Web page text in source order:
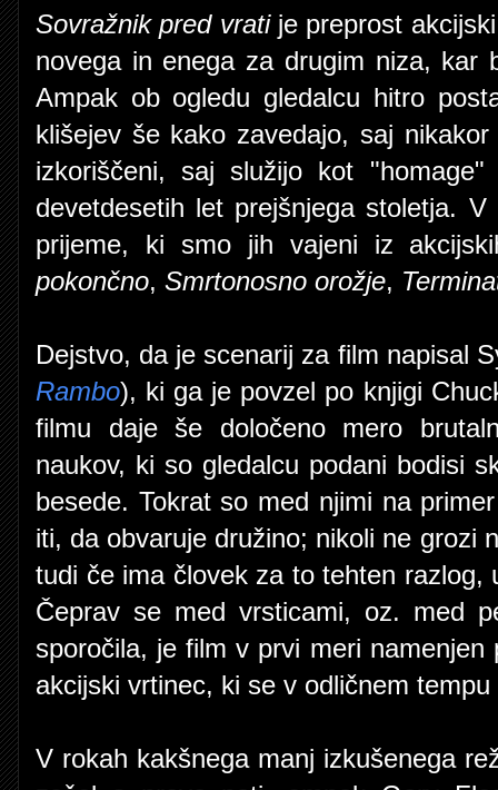
Sovražnik pred vratije preprost
novega in enega za drugim niza, kar
Ampak ob ogledu gledalcu hitro
klišejev še kako zavedajo, saj
izkoriščeni, saj služijo kot
devetdesetih let prejšnjega stoletja.
prijeme, ki smo jih vajeni iz
pokončno, Smrtonosno orožje,
Dejstvo, da je scenarij za film napisal
Rambo), ki ga je povzel po knjigi
filmu daje še določeno mero
naukov, ki so gledalcu podani bodisi
besede. Tokrat so med njimi na
iti, da obvaruje družino; nikoli ne grozi
tudi če ima človek za to tehten razlog,
Čeprav se med vrsticami, oz. med
sporočila, je film v prvi meri
akcijski vrtinec, ki se v odličnem
V rokah kakšnega manj izkušenega